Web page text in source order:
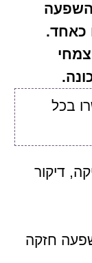
השפעה
כאחד.
צמחי
בכל
דיקור
חזקה